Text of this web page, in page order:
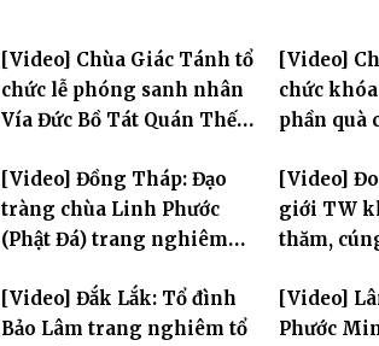
[Video] Chùa Giác Tánh tổ
chức lễ phóng sanh nhân
Vía Đức Bồ Tát Quán Thế
[Video]
chức
phần quà
[Video] Đồng Tháp: Đạo
tràng chùa Linh Phước
(Phật Đá) trang nghiêm
Hòa thượng Thích Nhuận
Sanh lần thứ 11
[Video]
giới TW
thăm,
mùa an
[Video] Đắk Lắk: Tổ đình
Bảo Lâm trang nghiêm tổ
[Video]
Phước